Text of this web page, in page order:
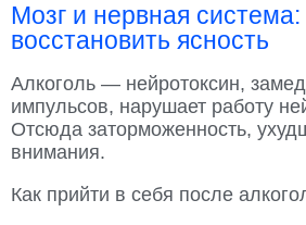
Мозг и нервная система:
восстановить ясность
Алкоголь — нейротоксин,
импульсов, нарушает работу
Отсюда заторможенность,
внимания.
Как прийти в себя после